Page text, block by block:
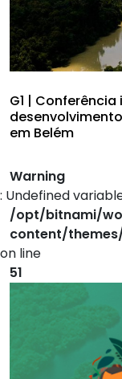
G1 |
em Belém
Warning
: Undefined
/opt/bitnami/
content/
on line
51